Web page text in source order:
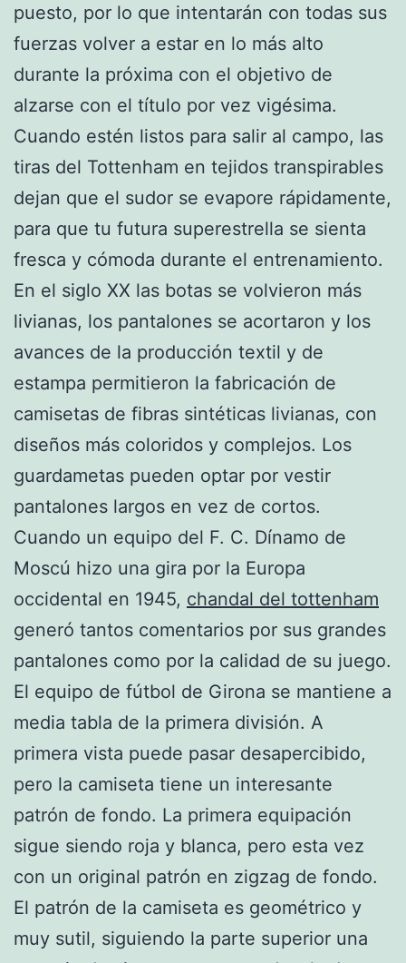
puesto, por lo que intentarán con todas sus
fuerzas volver a estar en lo más alto
durante la próxima con el objetivo de
alzarse con el título por vez vigésima.
Cuando estén listos para salir al campo, las
tiras del Tottenham en tejidos transpirables
dejan que el sudor se evapore rápidamente,
para que tu futura superestrella se sienta
fresca y cómoda durante el entrenamiento.
En el siglo XX las botas se volvieron más
livianas, los pantalones se acortaron y los
avances de la producción textil y de
estampa permitieron la fabricación de
camisetas de fibras sintéticas livianas, con
diseños más coloridos y complejos. Los
guardametas pueden optar por vestir
pantalones largos en vez de cortos.
Cuando un equipo del F. C. Dínamo de
Moscú hizo una gira por la Europa
occidental en 1945, chandal del tottenham
generó tantos comentarios por sus grandes
pantalones como por la calidad de su juego.
El equipo de fútbol de Girona se mantiene a
media tabla de la primera división. A
primera vista puede pasar desapercibido,
pero la camiseta tiene un interesante
patrón de fondo. La primera equipación
sigue siendo roja y blanca, pero esta vez
con un original patrón en zigzag de fondo.
El patrón de la camiseta es geométrico y
muy sutil, siguiendo la parte superior una